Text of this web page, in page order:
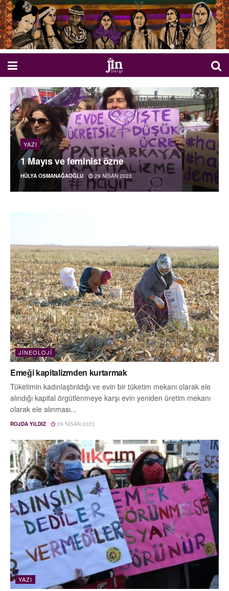
YAZI
1 Mayıs ve feminist özne
HÜLYA OSMANAĞAOĞLU 29 NISAN 2023
JINEOLOJÎ
Emeği kapitalizmden kurtarmak
Tüketimin kadınlaştırıldığı ve evin bir tüketim mekanı olarak ele
alındığı kapital örgütlenmeye karşı evin yeniden üretim mekanı
olarak ele alınması...
ROJDA YILDIZ 29 NISAN 2023
YAZI